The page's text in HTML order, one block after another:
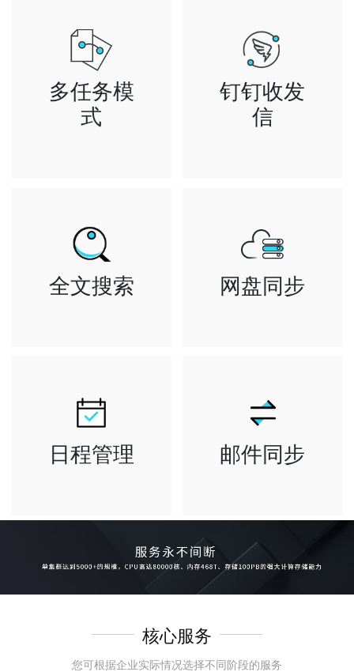
多任务模
式
钉钉收发
信
全文搜索
信息
网盘同步
日程管理
约 可查看公司
可将日历共享给
邮件同步
所有已发送的邮
件 各客户端均
可自动保存
核心服务
您可根据企业实际情况选择不同阶段的服务